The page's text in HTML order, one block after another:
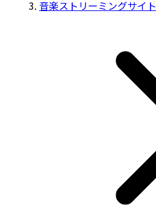
音楽ストリーミングサイト